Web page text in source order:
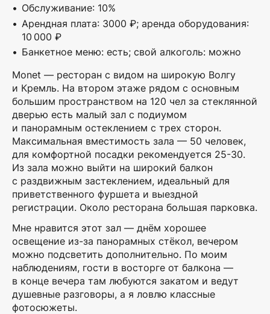
Обслуживание: 10%
Арендная плата: 3000 ₽; аренда оборудования:
10 000 ₽
Банкетное меню: есть; свой алкоголь: можно
Monet — ресторан с видом на широкую Волгу
и Кремль. На втором этаже рядом с основным
большим пространством на 120 чел за стеклянной
дверью есть малый зал с подиумом
и панорамным остеклением с трех сторон.
Максимальная вместимость зала — 50 человек,
для комфортной посадки рекомендуется 25-30.
Из зала можно выйти на широкий балкон
с раздвижным застеклением, идеальный для
приветственного фуршета и выездной
регистрации. Около ресторана большая парковка.
Мне нравится этот зал — днём хорошее
освещение из-за панорамных стёкол, вечером
можно подсветить дополнительно. По моим
наблюдениям, гости в восторге от балкона —
в конце вечера там любуются закатом и ведут
душевные разговоры, а я ловлю классные
фотосюжеты.